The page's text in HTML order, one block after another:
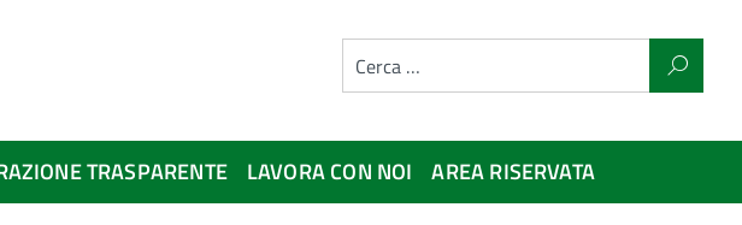
TRASPARENTE LAVORA CON NOI
AREA RISERVATA